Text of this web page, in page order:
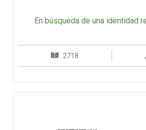
En búsqueda de una identidad
2718